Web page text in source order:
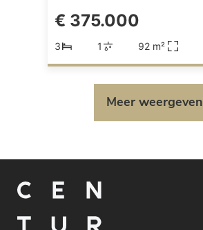
€ 375.000
3 1 92 m²
Meer weergeven